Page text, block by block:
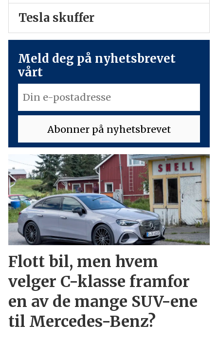
Tesla skuffer
Meld deg på nyhetsbrevet
vårt
Flott bil, men hvem
velger C-klasse framfor
en av de mange SUV-ene
til Mercedes-Benz?